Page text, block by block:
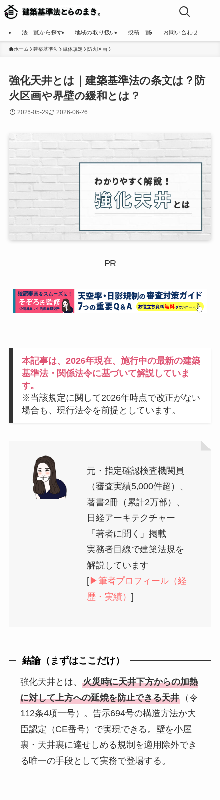
法一覧から探す 地域の取り扱い 投稿一覧 お問い合わせ
ホーム 建築基準法 単体規定 防火区画
強化天井とは｜建築基準法の条文は？防
火区画や界壁の緩和とは？
2026-05-29 2026-06-26
PR
本記事は、2026年現在、施行中の最新の建築
基準法・関係法令に基づいて解説していま
す。
※当該規定に関して2026年時点で改正がない
場合も、現行法令を前提としています。
元・指定確認検査機関員
（審査実績5,000件超）、
著書2冊（累計2万部）、
日経アーキテクチャー
「著者に聞く」掲載
実務者目線で建築法規を
解説しています
[▶︎筆者プロフィール（経
歴・実績） ]
結論（まずはここだけ）
強化天井とは、火災時に天井下方からの加熱
に対して上方への延焼を防止できる天井 （令
112条4項一号）。告示694号の構造方法か大
臣認定（CE番号）で実現できる。壁を小屋
裏・天井裏に達せしめる規制を適用除外でき
る唯一の手段として実務で登場する。